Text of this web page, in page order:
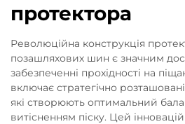
протектора
Революційна конструкція
позашляхових шин є значним
забезпеченні прохідності на
включає стратегічно
які створюють оптимальний
витісненням піску. Цей